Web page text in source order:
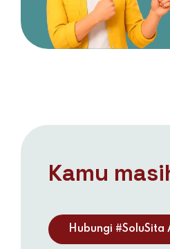
Kamu
Hubungi #SoluSita